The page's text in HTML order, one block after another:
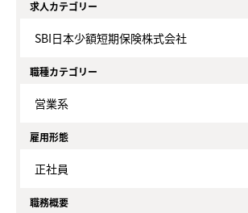
求人カテゴリー
SBI日本少額短期保険株式会社
職種カテゴリー
営業系
雇用形態
正社員
職務概要